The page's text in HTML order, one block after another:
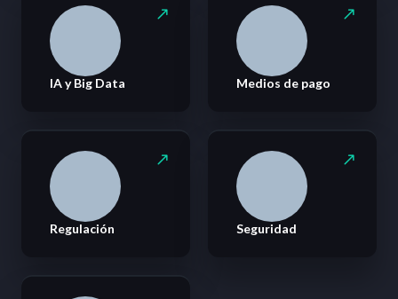
IA y Big Data Medios de pago
Regulación Seguridad